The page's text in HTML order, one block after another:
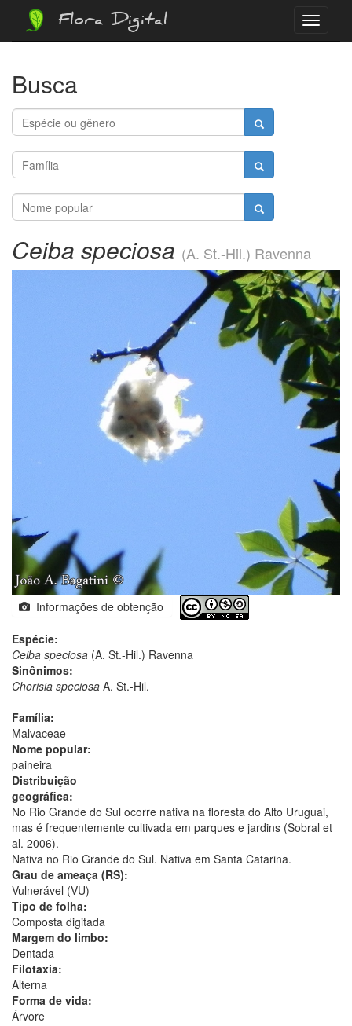
Menu
Flora Digital
Busca
Ceiba speciosa (A. St.-Hil.) Ravenna
Informações de obtenção
Espécie:
Ceiba speciosa (A. St.-Hil.) Ravenna
Sinônimos:
Chorisia speciosa A. St.-Hil.
Família:
Malvaceae
Nome popular:
paineira
Distribuição
geográfica:
No Rio Grande do Sul ocorre nativa na floresta do Alto Uruguai,
mas é frequentemente cultivada em parques e jardins (Sobral et
al. 2006).
Nativa no Rio Grande do Sul. Nativa em Santa Catarina.
Grau de ameaça (RS):
Vulnerável (VU)
Tipo de folha:
Composta digitada
Margem do limbo:
Dentada
Filotaxia:
Alterna
Forma de vida:
Árvore